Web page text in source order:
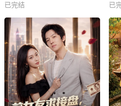
已完结
已